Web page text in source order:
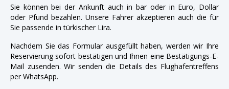
Sie können bei der Ankunft auch in bar oder in Euro, Dollar
oder Pfund bezahlen. Unsere Fahrer akzeptieren auch die für
Sie passende in türkischer Lira.
Nachdem Sie das Formular ausgefüllt haben, werden wir Ihre
Reservierung sofort bestätigen und Ihnen eine Bestätigungs-E-
Mail zusenden. Wir senden die Details des Flughafentreffens
per WhatsApp.